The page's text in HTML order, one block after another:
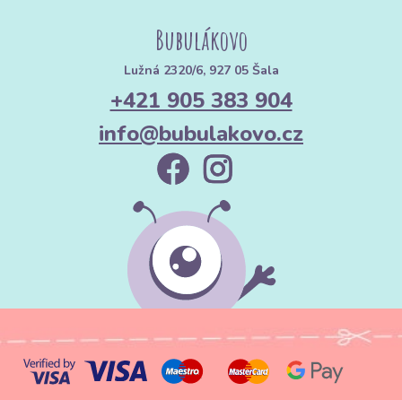
Bubulákovo
Lužná 2320/6, 927 05 Šala
+421 905 383 904
info@bubulakovo.cz